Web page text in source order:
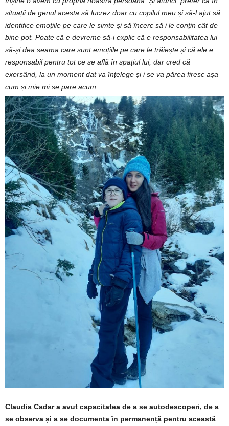
situații de genul acesta să lucrez doar cu copilul meu și să-l ajut să
identifice emoțiile pe care le simte și să încerc să i le conțin cât de
bine pot. Poate că e devreme să-i explic că e responsabilitatea lui
să-și dea seama care sunt emoțiile pe care le trăiește și că ele e
responsabil pentru tot ce se află în spațiul lui, dar cred că
exersând, la un moment dat va înțelege și i se va părea firesc așa
cum și mie mi se pare acum.
Claudia Cadar a avut capacitatea de a se autodescoperi, de a
se observa și a se documenta în permanență pentru această